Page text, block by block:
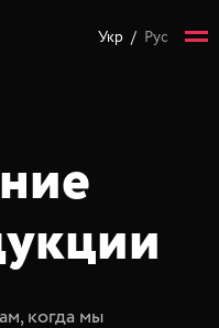
Укр / Рус
когда мы